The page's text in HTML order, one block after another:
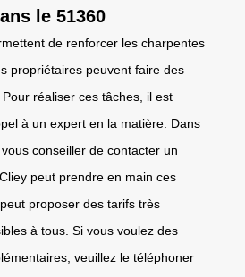
le 51360
de renforcer les charpentes
propriétaires peuvent faire des
réaliser ces tâches, il est
à un expert en la matière. Dans
conseiller de contacter un
peut prendre en main ces
proposer des tarifs très
à tous. Si vous voulez des
veuillez le téléphoner